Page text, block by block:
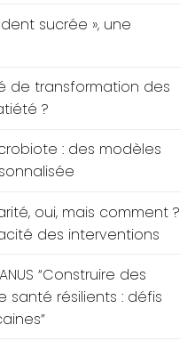
sucrée », une
de transformation des
?
: des modèles
oui, mais comment ?
des interventions
“Construire des
santé résilients : défis